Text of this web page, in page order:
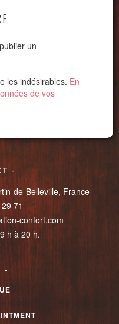
un
les indésirables. En
de vos
de-Belleville, France
71
confort.com
h à 20 h.